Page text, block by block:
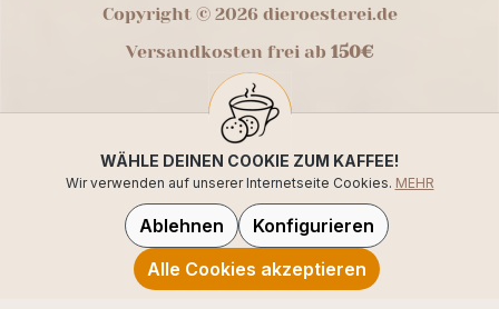
Copyright © 2026 dieroesterei.de
Versandkosten frei ab 150€
WÄHLE DEINEN COOKIE ZUM KAFFEE!
Wir verwenden auf unserer Internetseite Cookies. MEHR
Ablehnen
Konfigurieren
Alle Cookies akzeptieren